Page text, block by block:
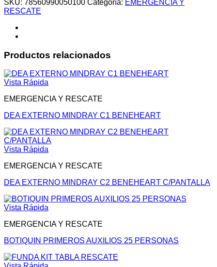
SKU: 78560990050100 Categoría: EMERGENCIA Y
RESCATE
Productos relacionados
Vista Rápida
EMERGENCIA Y RESCATE
DEA EXTERNO MINDRAY C1 BENEHEART
Vista Rápida
EMERGENCIA Y RESCATE
DEA EXTERNO MINDRAY C2 BENEHEART C/PANTALLA
Vista Rápida
EMERGENCIA Y RESCATE
BOTIQUIN PRIMEROS AUXILIOS 25 PERSONAS